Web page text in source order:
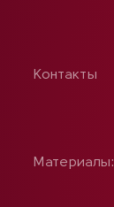
Контакты
Материалы: